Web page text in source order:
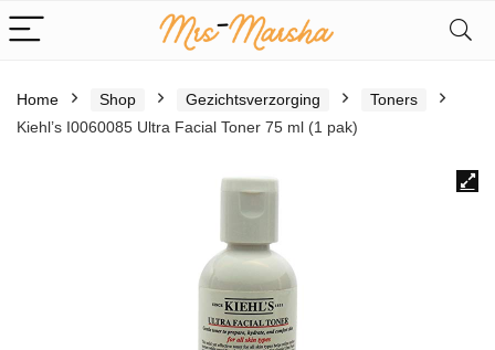
Home Shop Gezichtsverzorging
Toners
Kiehl’s I0060085 Ultra Facial Toner 75 ml (1 pak)